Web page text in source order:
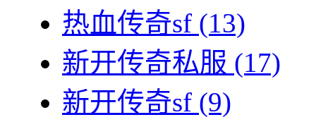
热血传奇sf (13)
新开传奇私服 (17)
新开传奇sf (9)